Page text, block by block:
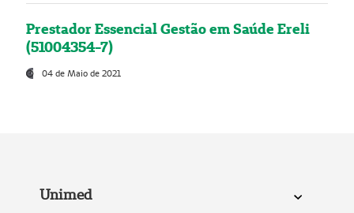
Prestador Essencial Gestão em Saúde Ereli
(51004354-7)
04 de Maio de 2021
Unimed